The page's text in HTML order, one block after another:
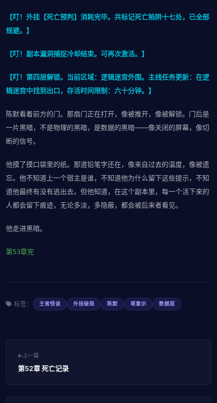
【叮！外挂【死亡预判】消耗完毕。共标记死亡陷阱十七处，已全部
规避。】
【叮！副本漏洞捕捉冷却结束。可再次激活。】
【叮！第四层解锁。当前区域：逻辑迷宫外围。主线任务更新：在逻
辑迷宫中找到出口，存活时间限制：六十分钟。】
陈默看着前方的门。那扇门正在打开，像被推开，像被解锁。门后是
一片黑暗，不是物理的黑暗，是数据的黑暗——像关闭的屏幕，像切
断的信号。
他摸了摸口袋里的纸。那道铅笔字还在，像来自过去的温度，像被遗
忘。他不知道上一个宿主是谁，不知道他为什么留下这些提示，不知
道他最终有没有逃出去。但他知道，在这个副本里，每一个活下来的
人都会留下痕迹，无论多淡，多隐蔽，都会被后来者看见。
他走进黑暗。
第53章完
标签： 王者怪谈 外挂破局 陈默 塔意识 数据层
上一篇
第52章 死亡记录